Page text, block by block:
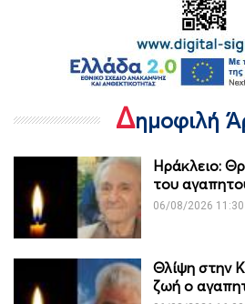
Δημοφιλή
Ηράκλειο:
του
06/08/2026 11:30
Θλίψη στην
ζωή ο